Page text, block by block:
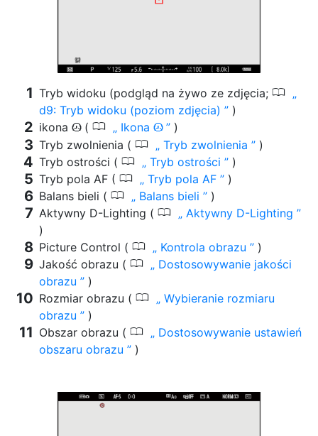
Tryb widoku (podgląd na żywo ze zdjęcia; 0
d9: Tryb widoku (poziom zdjęcia)
)
ikona t ( 0 Ikona t
)
Tryb zwolnienia ( 0 Tryb zwolnienia
)
Tryb ostrości ( 0 Tryb ostrości
)
Tryb pola AF ( 0 Tryb pola AF
)
Balans bieli ( 0 Balans bieli
)
Aktywny D-Lighting ( 0
Aktywny D-Lighting
)
Picture Control ( 0 Kontrola obrazu
)
Jakość obrazu ( 0
Dostosowywanie jakości
obrazu
)
Rozmiar obrazu ( 0
Wybieranie rozmiaru
obrazu
)
Obszar obrazu ( 0
Dostosowywanie ustawień
obszaru obrazu
)